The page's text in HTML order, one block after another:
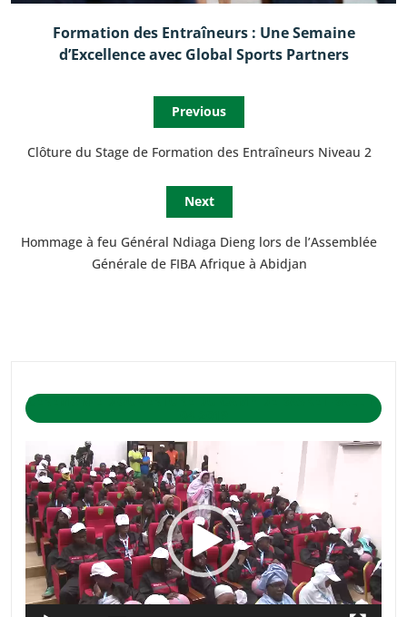
Formation des Entraîneurs : Une Semaine
d’Excellence avec Global Sports Partners
Previous
Clôture du Stage de Formation des Entraîneurs Niveau 2
Next
Hommage à feu Général Ndiaga Dieng lors de l’Assemblée
Générale de FIBA Afrique à Abidjan
CÉRÉMONIE D’OUVERTURE DU CAMP DE BASKET-BALL 1-
Lecteur
vidéo